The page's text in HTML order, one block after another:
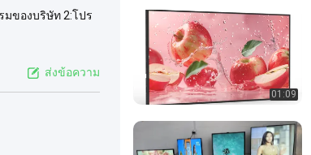
มของบริษัท 2:โปร
ส่งข้อความ
01:09